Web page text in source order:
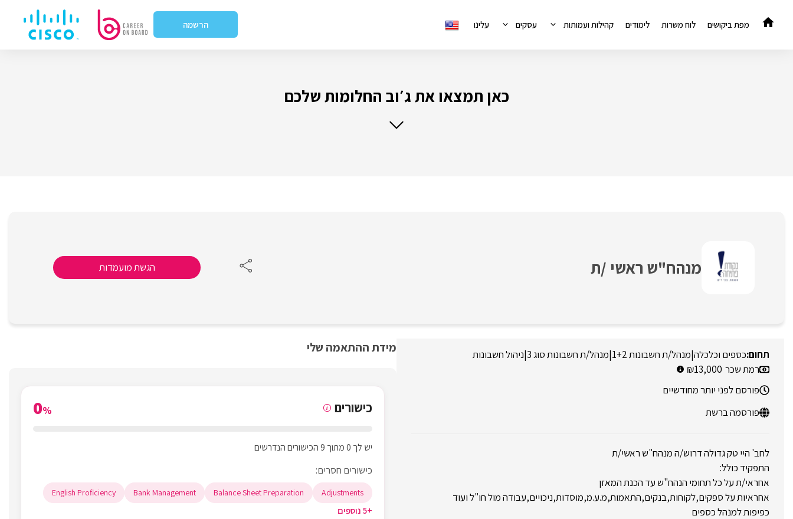
לתוכן
מפת ביקושים לוח משרות לימודים קהילות ועמותות עסקים עלינו הרשמה
כאן תמצאו את ג׳וב החלומות שלכם
מנהח"ש ראשי /ת הגשת מועמדות
כספים וכלכלה|מנהל/ת חשבונות 1+2 |מנהל/ת חשבונות סוג 3 |ניהול חשבונות
רמת שכר 13,000
פורסם לפני יותר מחודשיים
פורסמה ברשת
לחב' היי טק גדולה דרוש/ה מנהח"ש ראשי/ת
התפקיד כולל:
אחראי/ת על כל תחומי הנהח"ש עד הכנת המאזן
אחראיות על ספקים,לקוחות,בנקים,התאמות,מ.ע.מ,מוסדות,ניכויים,עבודה מול חו"ל ועוד
כפיפות למנהל כספים
מידת ההתאמה שלי
כישורים i
0%
יש לך 0 מתוך 9 הכישורים הנדרשים
כישורים חסרים:
Adjustments
Balance Sheet Preparation
Bank Management
English Proficiency
+5 נוספים